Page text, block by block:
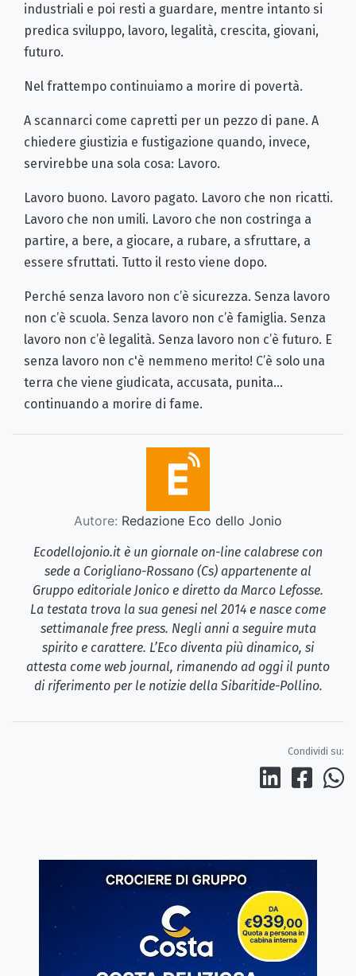
industriali e poi resti a guardare, mentre intanto si
predica sviluppo, lavoro, legalità, crescita, giovani,
futuro.
Nel frattempo continuiamo a morire di povertà.
A scannarci come capretti per un pezzo di pane. A
chiedere giustizia e fustigazione quando, invece,
servirebbe una sola cosa: Lavoro.
Lavoro buono. Lavoro pagato. Lavoro che non ricatti.
Lavoro che non umili. Lavoro che non costringa a
partire, a bere, a giocare, a rubare, a sfruttare, a
essere sfruttati. Tutto il resto viene dopo.
Perché senza lavoro non c’è sicurezza. Senza lavoro
non c’è scuola. Senza lavoro non c’è famiglia. Senza
lavoro non c’è legalità. Senza lavoro non c’è futuro. E
senza lavoro non c'è nemmeno merito! C’è solo una
terra che viene giudicata, accusata, punita...
continuando a morire di fame.
Autore: Redazione Eco dello Jonio
Ecodellojonio.it è un giornale on-line calabrese con
sede a Corigliano-Rossano (Cs) appartenente al
Gruppo editoriale Jonico e diretto da Marco Lefosse.
La testata trova la sua genesi nel 2014 e nasce come
settimanale free press. Negli anni a seguire muta
spirito e carattere. L’Eco diventa più dinamico, si
attesta come web journal, rimanendo ad oggi il punto
di riferimento per le notizie della Sibaritide-Pollino.
Condividi su: